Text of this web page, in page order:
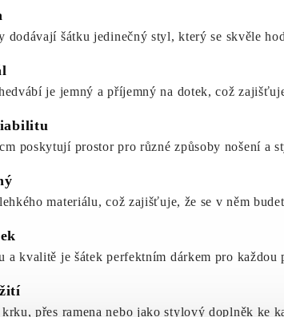
dodávají šátku jedinečný styl, který se skvěle
je jemný a příjemný na dotek, což
poskytují prostor pro různé způsoby nošení a
materiálu, což zajišťuje, že se v něm
a kvalitě je šátek perfektním dárkem pro každou
přes ramena nebo jako stylový doplněk ke